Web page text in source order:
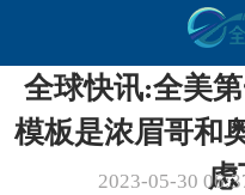
全球快讯:全美
模板是浓眉哥和
虑
2023-05-30